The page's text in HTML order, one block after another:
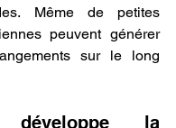
Même de petites
peuvent générer
sur le long
la